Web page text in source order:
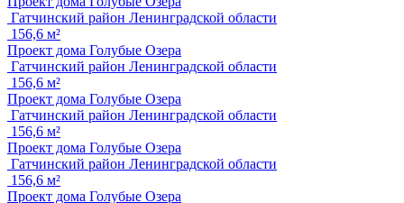
Гатчинский район Ленинградской области
156,6 м²
Проект дома Голубые Озера
Гатчинский район Ленинградской области
156,6 м²
Проект дома Голубые Озера
Гатчинский район Ленинградской области
156,6 м²
Проект дома Голубые Озера
Гатчинский район Ленинградской области
156,6 м²
Проект дома Голубые Озера